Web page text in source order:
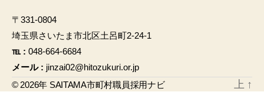
o
o
k
〒331-0804
埼玉県さいたま市北区土呂町2-24-1
℡ : 048-664-6684
メール : jinzai02@hitozukuri.or.jp
© 2026年 SAITAMA市町村職員採用ナビ 上 ↑